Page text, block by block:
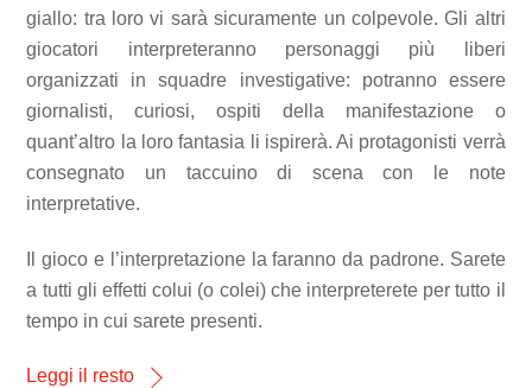
giallo: tra loro vi sarà sicuramente un colpevole. Gli altri
giocatori interpreteranno personaggi più liberi
organizzati in squadre investigative: potranno essere
giornalisti, curiosi, ospiti della manifestazione o
quant’altro la loro fantasia li ispirerà. Ai protagonisti verrà
consegnato un taccuino di scena con le note
interpretative.
Il gioco e l’interpretazione la faranno da padrone. Sarete
a tutti gli effetti colui (o colei) che interpreterete per tutto il
tempo in cui sarete presenti.
Leggi il resto